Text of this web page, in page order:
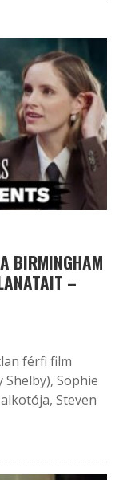
BIRMINGHAM
–
férfi film
Sophie
Steven